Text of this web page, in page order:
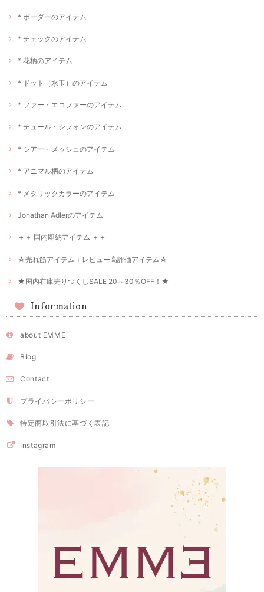
* ボーダーのアイテム
* チェックのアイテム
* 花柄のアイテム
* ドット（水玉）のアイテム
* ファー・エコファーのアイテム
* チュール・シフォンのアイテム
* シアー・メッシュのアイテム
* アニマル柄のアイテム
* メタリックカラーのアイテム
Jonathan Adlerのアイテム
＋＋ 国内即納アイテム ＋＋
☆売れ筋アイテム＋レビュー高評価アイテム☆
★国内在庫売りつくしSALE 20～30％OFF！★
Information
about EMME
Blog
Contact
プライバシーポリシー
特定商取引法に基づく表記
Instagram